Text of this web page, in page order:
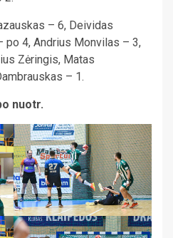
– 6, Deividas
po 4, Andrius Monvilas – 3,
Zėringis, Matas
– 1.
nuotr.